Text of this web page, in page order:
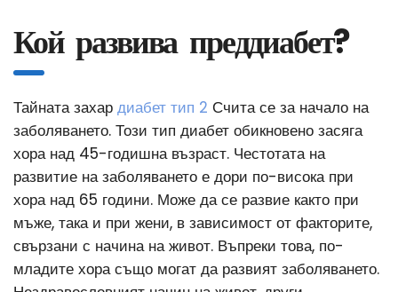
Кой развива преддиабет?
Тайната захар диабет тип 2 Счита се за начало на
заболяването. Този тип диабет обикновено засяга
хора над 45-годишна възраст. Честотата на
развитие на заболяването е дори по-висока при
хора над 65 години. Може да се развие както при
мъже, така и при жени, в зависимост от факторите,
свързани с начина на живот. Въпреки това, по-
младите хора също могат да развият заболяването.